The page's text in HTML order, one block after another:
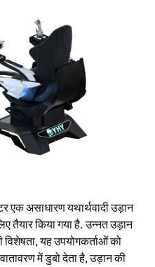
एक असाधारण यथार्थवादी उड़ान
तैयार किया गया है. उन्नत उड़ान
विशेषता, यह उपयोगकर्ताओं को
में डुबो देता है, उड़ान की